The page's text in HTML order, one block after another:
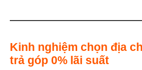
Kinh nghiệm chọn địa
trả góp 0% lãi suất